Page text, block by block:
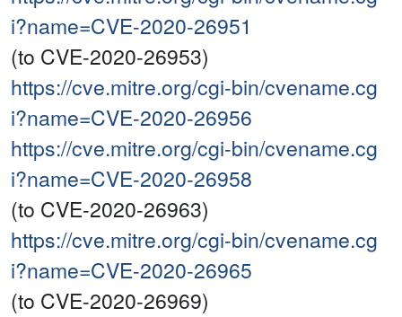
i?name=CVE-2020-26951
(to CVE-2020-26953)
https://cve.mitre.org/cgi-bin/cvename.cg
i?name=CVE-2020-26956
https://cve.mitre.org/cgi-bin/cvename.cg
i?name=CVE-2020-26958
(to CVE-2020-26963)
https://cve.mitre.org/cgi-bin/cvename.cg
i?name=CVE-2020-26965
(to CVE-2020-26969)